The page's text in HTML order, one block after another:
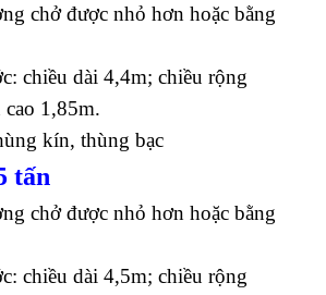
chở được nhỏ hơn hoặc bằng
chiều dài 4,4m; chiều rộng
1,85m.
kín, thùng bạc
tấn
chở được nhỏ hơn hoặc bằng
chiều dài 4,5m; chiều rộng